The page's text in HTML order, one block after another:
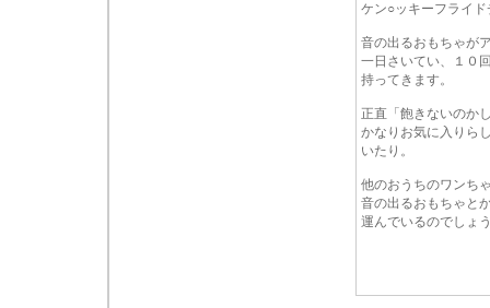
ケン○ッキーフライ
音の出るおもちゃが
一日さいてい、１０
持ってきます。
正直「飽きないのか
かなりお気に入りら
いたり。
他のおうちのワンち
音の出るおもちゃと
運んでいるのでしょ